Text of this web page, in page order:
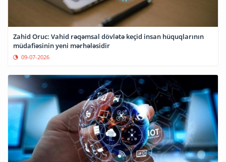
Zahid Oruc: Vahid rəqəmsal dövlətə keçid insan hüquqlarının
müdafiəsinin yeni mərhələsidir
09-07-2026